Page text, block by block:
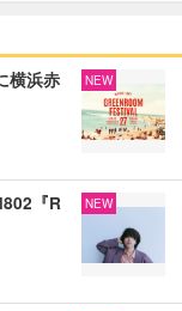
横浜赤
NEW
『R
NEW